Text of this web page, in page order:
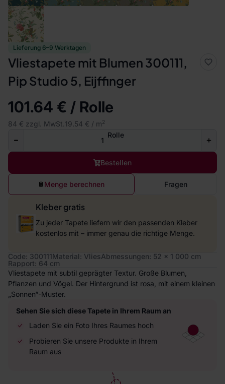
Lieferung 6–9 Werktagen
Vliestapete mit Blumen 300111,
Pip Studio 5, Eijffinger
101.64 € / Rolle
84 € zzgl. MwSt. 19.54 € / m2
Rolle
Bestellen
Menge berechnen Fragen
Kleber gratis
Zu jeder Tapete liefern wir den passenden Kleber
kostenlos mit – immer genau die richtige Menge.
Code: 300111Material: VliesAbmessungen: 52 x 1 000 cm
Rapport: 64 cm
Vliestapete mit subtil geprägter Textur. Große Blumen,
Pflanzen und Vögel. Der Hintergrund ist rosa, mit einem kleinen
„Sonnen“-Muster.
Sehen Sie sich diese Tapete in Ihrem Raum an
Laden Sie ein Foto Ihres Raumes hoch
Probieren Sie unsere Produkte in Ihrem
Raum aus